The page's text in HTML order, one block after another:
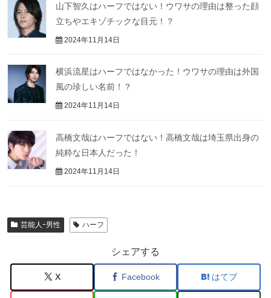
山下智久はハーフではない！ウワサの理由は整った顔
立ちやエキゾチックな目元！？
2024年11月14日
横浜流星はハーフではなかった！ウワサの理由は外国
風の珍しい名前！？
2024年11月14日
高橋文哉はハーフではない！高橋文哉は埼玉県出身の
純粋な日本人だった！
2024年11月14日
芸能人ｰ男性 ハーフ
シェアする
X Facebook はてブ